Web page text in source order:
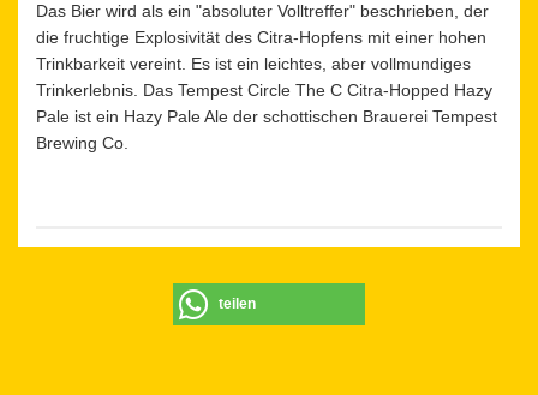
Das Bier wird als ein "absoluter Volltreffer" beschrieben, der
die fruchtige Explosivität des Citra-Hopfens mit einer hohen
Trinkbarkeit vereint. Es ist ein leichtes, aber vollmundiges
Trinkerlebnis. Das Tempest Circle The C Citra-Hopped Hazy
Pale ist ein Hazy Pale Ale der schottischen Brauerei Tempest
Brewing Co.
teilen